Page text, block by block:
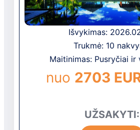
Išvykimas:
Trukmė: 10
Maitinimas: Pusryčiai ir
nuo 2703
UŽSAKYTI: